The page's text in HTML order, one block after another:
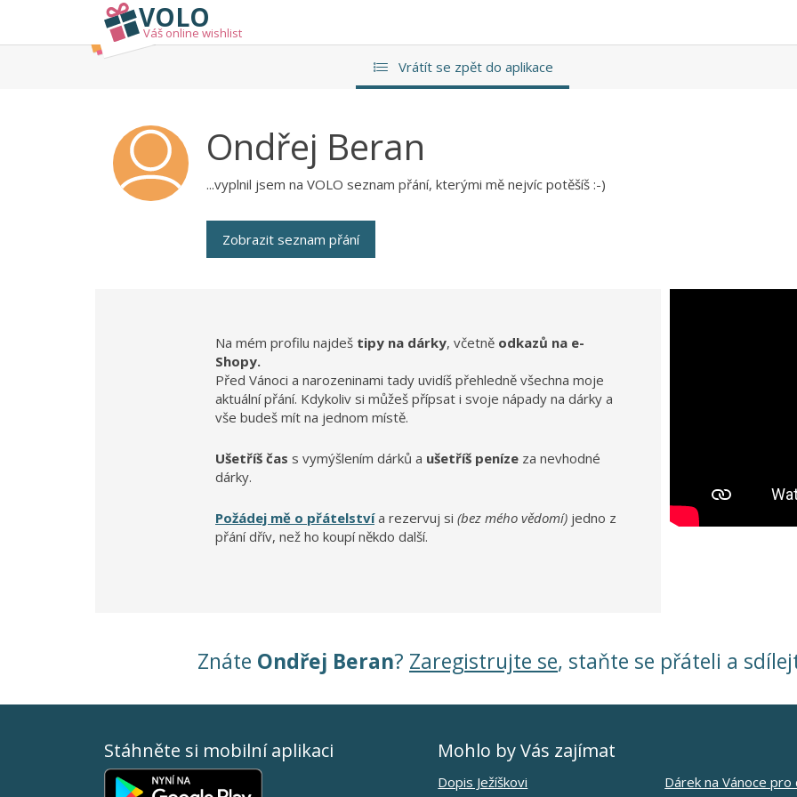
VOLO
Váš online wishlist
Vrátít se zpět do aplikace
Ondřej Beran
...vyplnil jsem na VOLO seznam přání, kterými mě nejvíc potěšíš :-)
Zobrazit seznam přání
Na mém profilu najdeš tipy na dárky, včetně odkazů na e-
Shopy.
Před Vánoci a narozeninami tady uvidíš přehledně všechna moje
aktuální přání. Kdykoliv si můžeš přípsat i svoje nápady na dárky a
vše budeš mít na jednom místě.
Ušetříš čas s vymýšlením dárků a ušetříš peníze za nevhodné
dárky.
Požádej mě o přátelstvía rezervuj si (bez mého vědomí) jedno z
přání dřív, než ho koupí někdo další.
Znáte Ondřej Beran? Zaregistrujte se, staňte se přáteli a
Stáhněte si mobilní aplikaci Mohlo by Vás zajímat
Dopis Ježíškovi Dárek na Vánoce pro